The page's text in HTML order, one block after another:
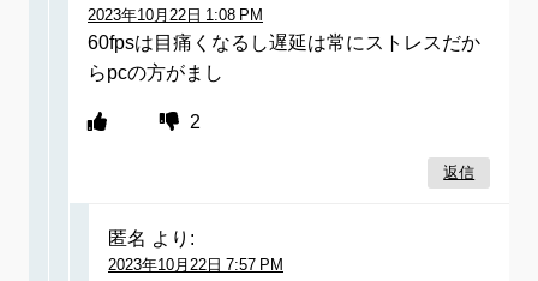
2023年10月22日 1:08 PM
60fpsは目痛くなるし遅延は常にストレスだか
らpcの方がまし
2
返信
匿名 より:
2023年10月22日 7:57 PM